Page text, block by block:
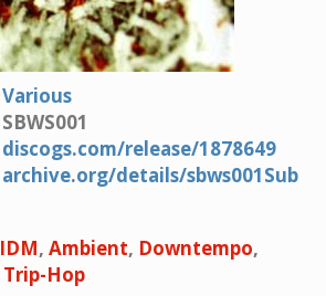
Various
SBWS001
discogs.com/release/1878649
archive.org/details/sbws001Sub
IDM, Ambient, Downtempo,
Trip-Hop